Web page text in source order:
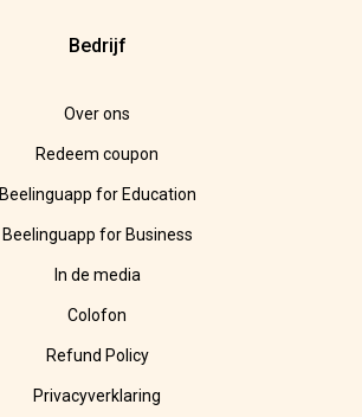
Bedrijf
Over ons
Redeem coupon
Beelinguapp for Education
Beelinguapp for Business
In de media
Colofon
Refund Policy
Privacyverklaring